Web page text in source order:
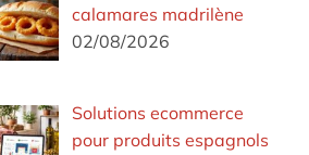
calamares madrilène
02/08/2026
Solutions ecommerce
pour produits espagnols